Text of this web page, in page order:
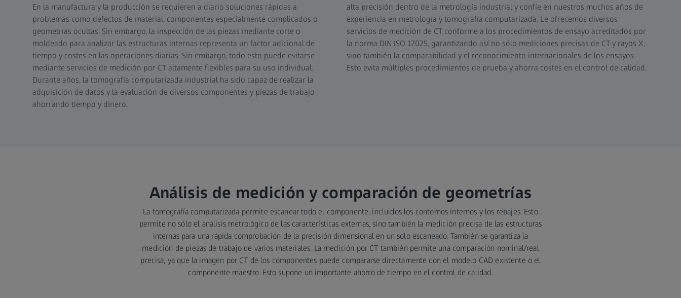
En la manufactura y la producción se requieren a diario soluciones rápidas a
problemas como defectos de material, componentes especialmente complicados o
geometrías ocultas. Sin embargo, la inspección de las piezas mediante corte o
moldeado para analizar las estructuras internas representa un factor adicional de
tiempo y costes en las operaciones diarias. Sin embargo, todo esto puede evitarse
mediante servicios de medición por CT altamente flexibles para su uso individual.
Durante años, la tomografía computarizada industrial ha sido capaz de realizar la
adquisición de datos y la evaluación de diversos componentes y piezas de trabajo
ahorrando tiempo y dinero.
alta precisión dentro de la metrología industrial y confíe en nuestros muchos años de
experiencia en metrología y tomografía computarizada. Le ofrecemos diversos
servicios de medición de CT conforme a los procedimientos de ensayo acreditados por
la norma DIN ISO 17025, garantizando así no sólo mediciones precisas de CT y rayos X,
sino también la comparabilidad y el reconocimiento internacionales de los ensayos.
Esto evita múltiples procedimientos de prueba y ahorra costes en el control de calidad.
Análisis de medición y comparación de geometrías
La tomografía computarizada permite escanear todo el componente, incluidos los contornos internos y los rebajes. Esto
permite no sólo el análisis metrológico de las características externas, sino también la medición precisa de las estructuras
internas para una rápida comprobación de la precisión dimensional en un solo escaneado. También se garantiza la
medición de piezas de trabajo de varios materiales. La medición por CT también permite una comparación nominal/real
precisa, ya que la imagen por CT de los componentes puede compararse directamente con el modelo CAD existente o el
componente maestro. Esto supone un importante ahorro de tiempo en el control de calidad.